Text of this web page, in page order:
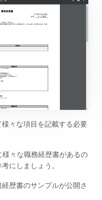
々な項目を記載する必要
々な職務経歴書があるの
にしましょう。
歴書のサンプルが公開さ